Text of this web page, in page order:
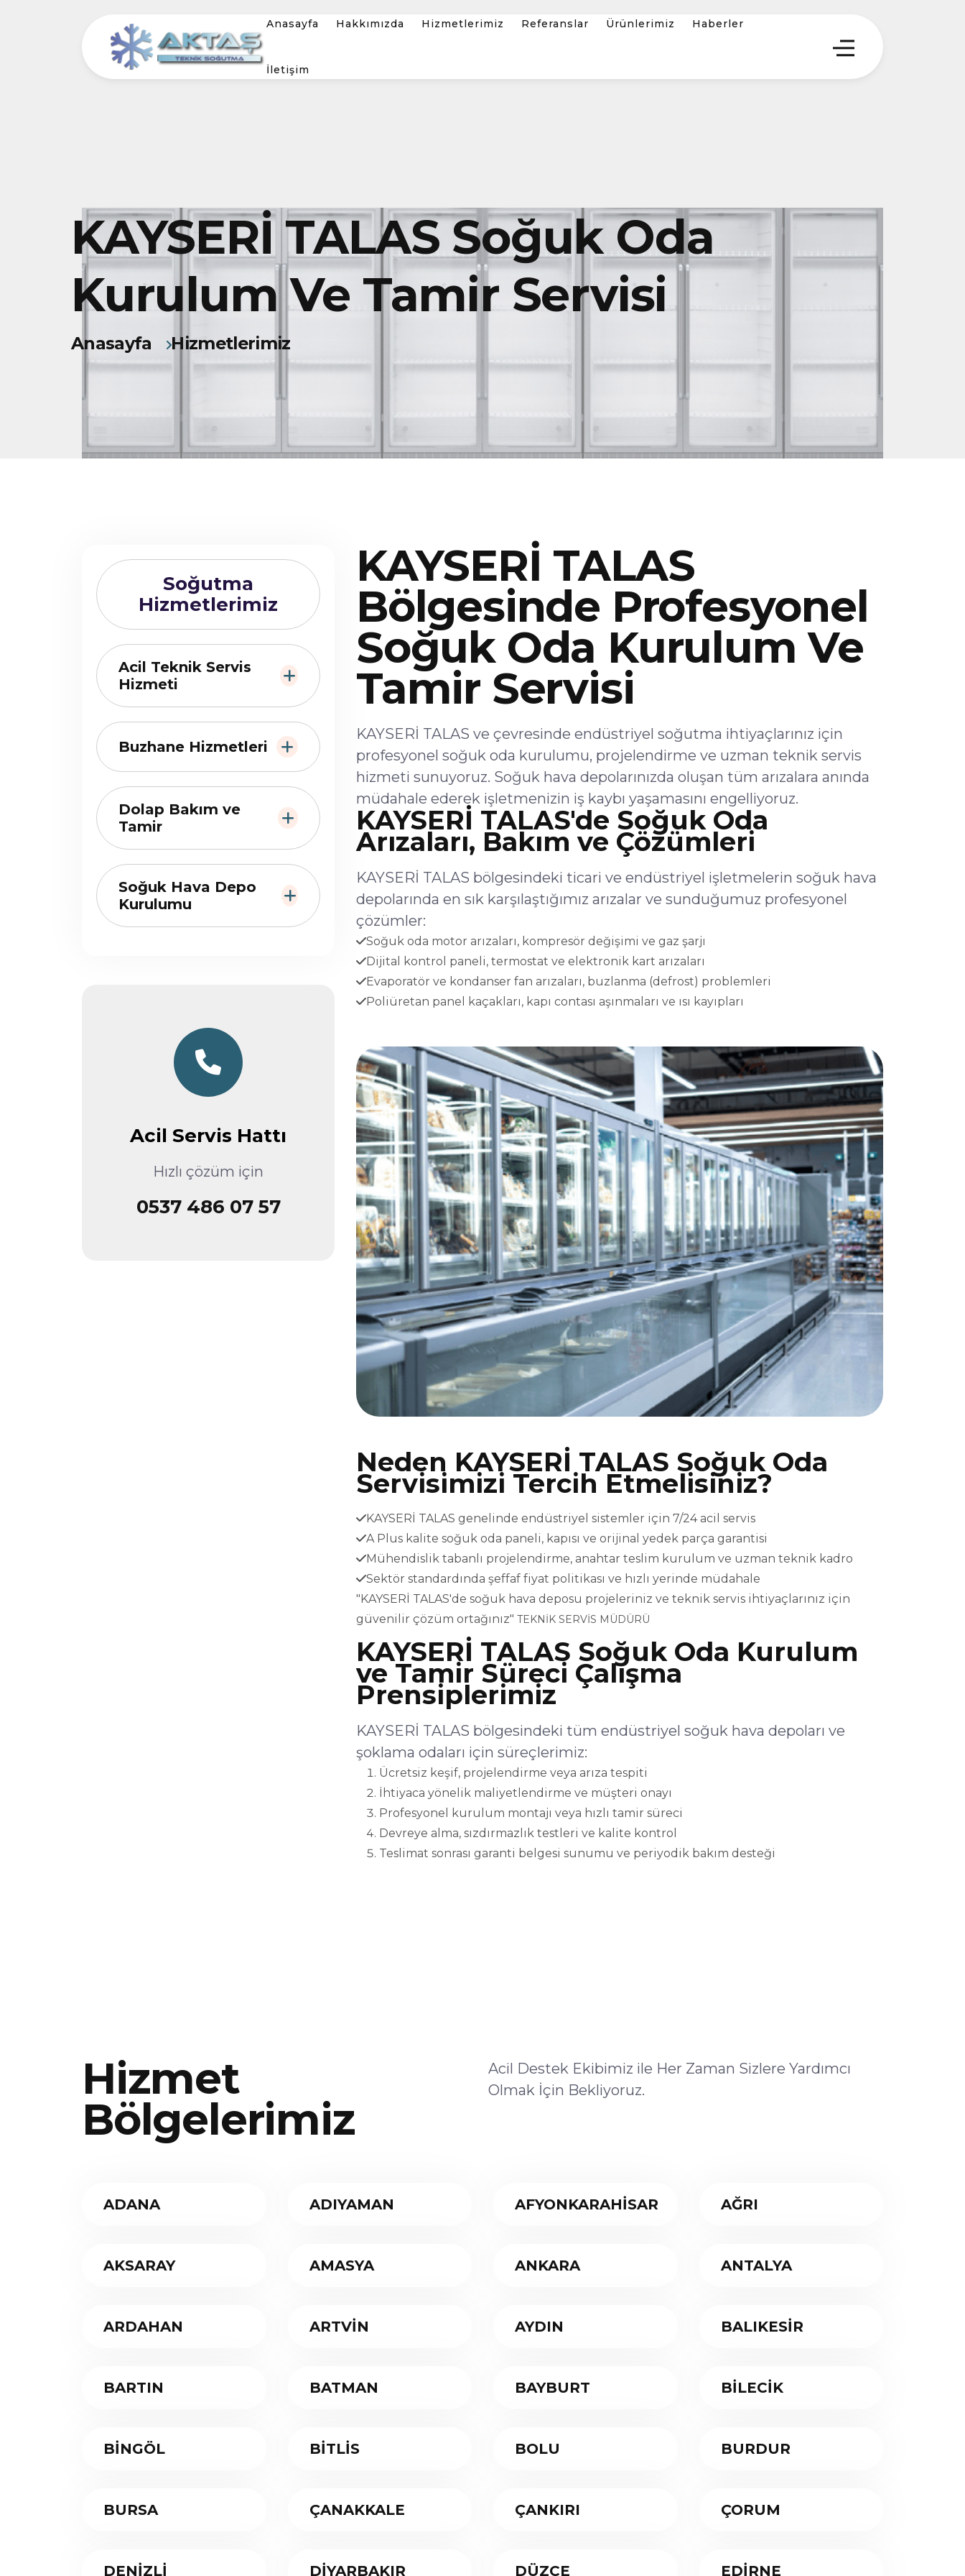
Anasayfa Hakkımızda Hizmetlerimiz Referanslar Ürünlerimiz Haberler
İletişim
KAYSERİ TALAS Soğuk Oda
Kurulum Ve Tamir Servisi
Anasayfa Hizmetlerimiz
Soğutma
Hizmetlerimiz
Acil Teknik Servis
Hizmeti
Buzhane Hizmetleri
Dolap Bakım ve
Tamir
Soğuk Hava Depo
Kurulumu
Acil Servis Hattı
Hızlı çözüm için
0537 486 07 57
KAYSERİ TALAS
Bölgesinde Profesyonel
Soğuk Oda Kurulum Ve
Tamir Servisi
KAYSERİ TALAS ve çevresinde endüstriyel soğutma ihtiyaçlarınız için
profesyonel soğuk oda kurulumu, projelendirme ve uzman teknik servis
hizmeti sunuyoruz. Soğuk hava depolarınızda oluşan tüm arızalara anında
müdahale ederek işletmenizin iş kaybı yaşamasını engelliyoruz.
KAYSERİ TALAS'de Soğuk Oda
Arızaları, Bakım ve Çözümleri
KAYSERİ TALAS bölgesindeki ticari ve endüstriyel işletmelerin soğuk hava
depolarında en sık karşılaştığımız arızalar ve sunduğumuz profesyonel
çözümler:
Soğuk oda motor arızaları, kompresör değişimi ve gaz şarjı
Dijital kontrol paneli, termostat ve elektronik kart arızaları
Evaporatör ve kondanser fan arızaları, buzlanma (defrost) problemleri
Poliüretan panel kaçakları, kapı contası aşınmaları ve ısı kayıpları
Neden KAYSERİ TALAS Soğuk Oda
Servisimizi Tercih Etmelisiniz?
KAYSERİ TALAS genelinde endüstriyel sistemler için 7/24 acil servis
A Plus kalite soğuk oda paneli, kapısı ve orijinal yedek parça garantisi
Mühendislik tabanlı projelendirme, anahtar teslim kurulum ve uzman teknik kadro
Sektör standardında şeffaf fiyat politikası ve hızlı yerinde müdahale
"KAYSERİ TALAS'de soğuk hava deposu projeleriniz ve teknik servis ihtiyaçlarınız için
güvenilir çözüm ortağınız" TEKNİK SERVİS MÜDÜRÜ
KAYSERİ TALAS Soğuk Oda Kurulum
ve Tamir Süreci Çalışma
Prensiplerimiz
KAYSERİ TALAS bölgesindeki tüm endüstriyel soğuk hava depoları ve
şoklama odaları için süreçlerimiz:
Ücretsiz keşif, projelendirme veya arıza tespiti
İhtiyaca yönelik maliyetlendirme ve müşteri onayı
Profesyonel kurulum montajı veya hızlı tamir süreci
Devreye alma, sızdırmazlık testleri ve kalite kontrol
Teslimat sonrası garanti belgesi sunumu ve periyodik bakım desteği
Hizmet
Bölgelerimiz
Acil Destek Ekibimiz ile Her Zaman Sizlere Yardımcı
Olmak İçin Bekliyoruz.
ADANA ADIYAMAN AFYONKARAHİSAR AĞRI
AKSARAY AMASYA ANKARA ANTALYA
ARDAHAN ARTVİN AYDIN BALIKESİR
BARTIN BATMAN BAYBURT BİLECİK
BİNGÖL BİTLİS BOLU BURDUR
BURSA ÇANAKKALE ÇANKIRI ÇORUM
DENİZLİ DİYARBAKIR DÜZCE EDİRNE